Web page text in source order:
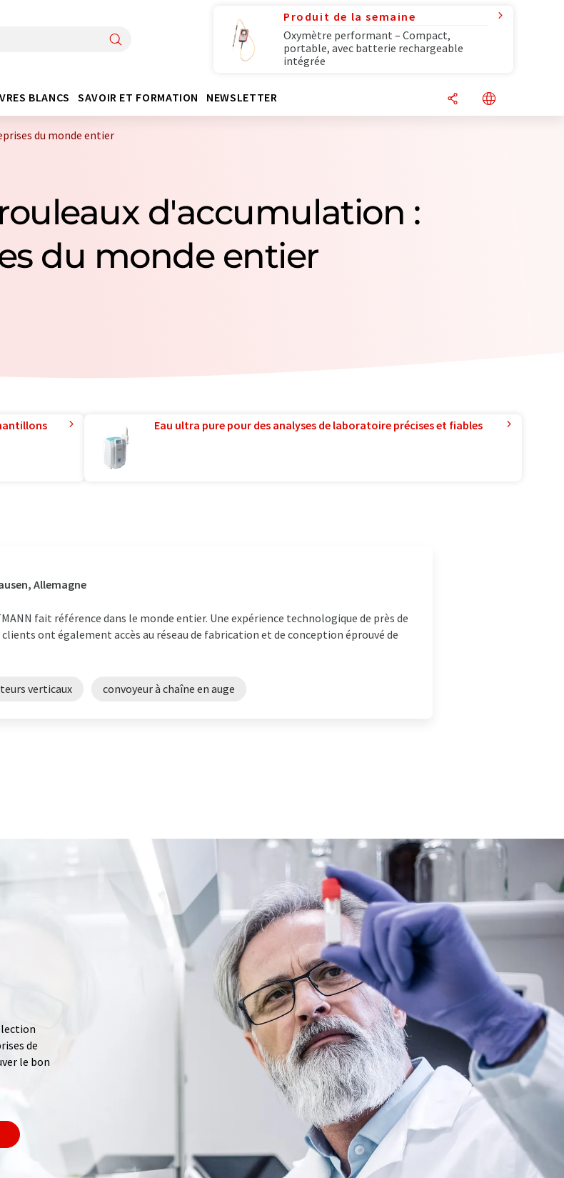
Produit de la semaine
Oxymètre performant – Compact,
portable, avec batterie rechargeable
intégrée
BLANCS SAVOIR ET FORMATION NEWSLETTER
du monde entier
d'accumulation :
du monde entier
Eau ultra pure pour des analyses de laboratoire précises et fiables
Allemagne
fait référence dans le monde entier. Une expérience technologique de près de
ont également accès au réseau de fabrication et de conception éprouvé de
verticaux convoyeur à chaîne en auge
de
le bon